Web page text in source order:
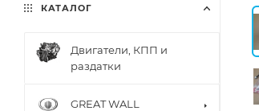
КАТАЛОГ
Двигатели, КПП и
раздатки
GREAT WALL